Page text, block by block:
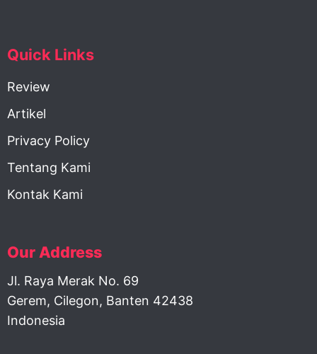
Quick Links
Review
Artikel
Privacy Policy
Tentang Kami
Kontak Kami
Our Address
Jl. Raya Merak No. 69
Gerem, Cilegon, Banten 42438
Indonesia